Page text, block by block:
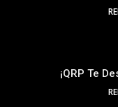
¡QRP Te